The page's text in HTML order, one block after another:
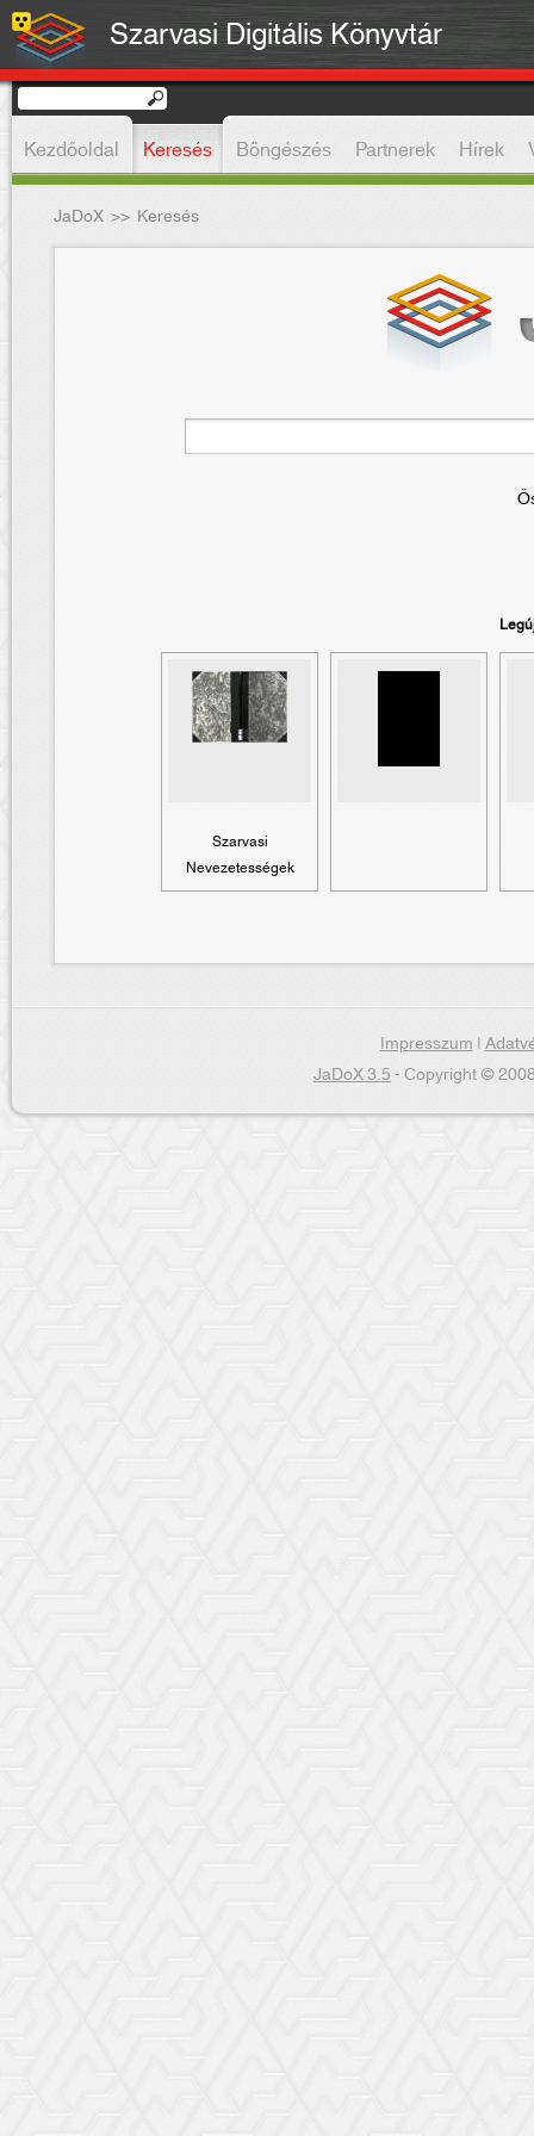
Szarvasi Digitális Könyvtár
Kezdőoldal Keresés Böngészés Partnerek Hírek
JaDoX >> Keresés
Szarvasi
Nevezetességek
Impresszum|
JaDoX 3.5- Copyright ©